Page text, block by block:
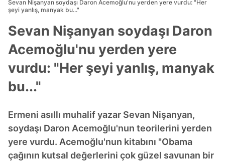
Sevan Nişanyan soydaşı Daron Acemoğlu'nu yerden yere vurdu: "Her
şeyi yanlış, manyak bu..."
Sevan Nişanyan soydaşı Daron
Acemoğlu'nu yerden yere
vurdu: "Her şeyi yanlış, manyak
bu..."
Ermeni asıllı muhalif yazar Sevan Nişanyan,
soydaşı Daron Acemoğlu'nun teorilerini yerden
yere vurdu. Acemoğlu'nun kitabını "Obama
çağının kutsal değerlerini çok güzel savunan bir